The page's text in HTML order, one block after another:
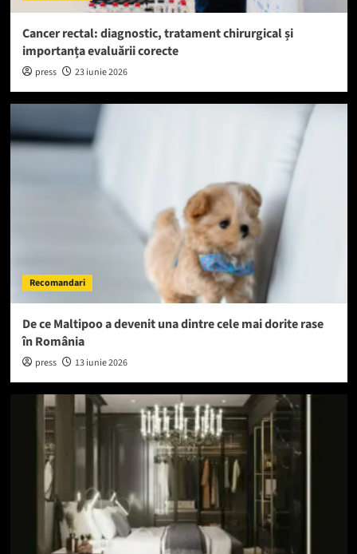
Cancer rectal: diagnostic, tratament chirurgical și
importanța evaluării corecte
press 23 iunie 2026
Recomandari
De ce Maltipoo a devenit una dintre cele mai dorite rase
în România
press 13 iunie 2026